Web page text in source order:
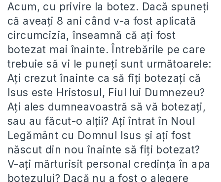
Acum, cu privire la botez. Dacă spuneţi
că aveaţi 8 ani când v-a fost aplicată
circumcizia, înseamnă că aţi fost
botezat mai înainte. Întrebările pe care
trebuie să vi le puneţi sunt următoarele:
Aţi crezut înainte ca să fiţi botezaţi că
Isus este Hristosul, Fiul lui Dumnezeu?
Aţi ales dumneavoastră să vă botezaţi,
sau au făcut-o alţii? Aţi întrat în Noul
Legământ cu Domnul Isus şi aţi fost
născut din nou înainte să fiţi botezat?
V-aţi mărturisit personal credinţa în apa
botezului? Dacă nu a fost o alegere